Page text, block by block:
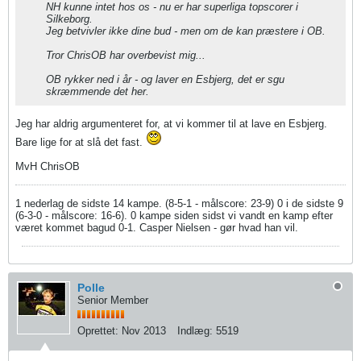
NH kunne intet hos os - nu er har superliga topscorer i
Silkeborg.
Jeg betvivler ikke dine bud - men om de kan præstere i OB.
Tror ChrisOB har overbevist mig...
OB rykker ned i år - og laver en Esbjerg, det er sgu
skræmmende det her.
Jeg har aldrig argumenteret for, at vi kommer til at lave en Esbjerg.
Bare lige for at slå det fast.
MvH ChrisOB
1 nederlag de sidste 14 kampe. (8-5-1 - målscore: 23-9) 0 i de sidste 9
(6-3-0 - målscore: 16-6). 0 kampe siden sidst vi vandt en kamp efter
været kommet bagud 0-1. Casper Nielsen - gør hvad han vil.
Polle
Senior Member
Oprettet: Nov 2013 Indlæg: 5519